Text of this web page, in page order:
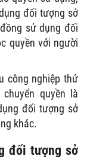
đối tượng sở
sử dụng đối
quyền với người
công nghiệp thứ
quyền là
đối tượng sở
khác.
đối tượng sở